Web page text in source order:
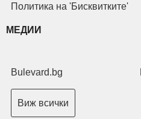
Политика на 'Бисквитките'
МЕДИИ
Bulevard.bg
Виж всички